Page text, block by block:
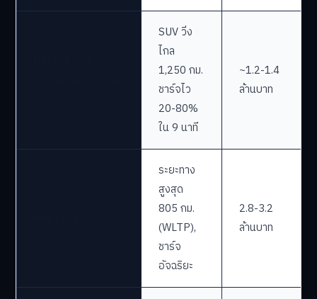
SUV วิ่ง
ไกล
1,250 กม.
ชาร์จไว
20-80%
ใน 9 นาที
~1.2-1.4
ล้านบาท
ระยะทาง
สูงสุด
805 กม.
(WLTP),
ชาร์จ
อัจฉริยะ
2.8-3.2
ล้านบาท